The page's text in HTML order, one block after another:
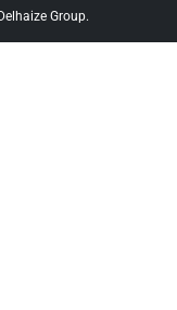
Group.